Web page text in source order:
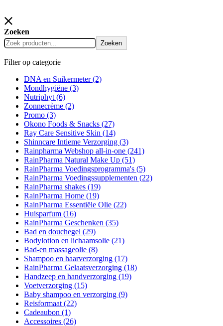
Zoeken
Zoeken
Filter op categorie
DNA en Suikermeter(2)
Mondhygiëne (3)
Nutriphyt (6)
Zonnecrème (2)
Promo (3)
Okono Foods & Snacks (27)
Ray Care Sensitive Skin (14)
Shinncare Intieme Verzorging (3)
Rainpharma Webshop all-in-one (241)
RainPharma Natural Make Up (51)
RainPharma Voedingsprogramma's (5)
RainPharma Voedingssupplementen (22)
RainPharma shakes (19)
RainPharma Home (19)
RainPharma Essentiële Olie (22)
Huisparfum (16)
RainPharma Geschenken (35)
Bad en douchegel (29)
Bodylotion en lichaamsolie (21)
Bad-en massageolie (8)
Shampoo en haarverzorging (17)
RainPharma Gelaatsverzorging (18)
Handzeep en handverzorging (19)
Voetverzorging (15)
Baby shampoo en verzorging (9)
Reisformaat (22)
Cadeaubon (1)
Accessoires (26)